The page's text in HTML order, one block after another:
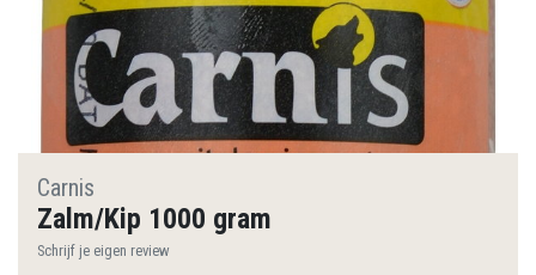
Carnis
Zalm/Kip 1000 gram
Schrijf je eigen review